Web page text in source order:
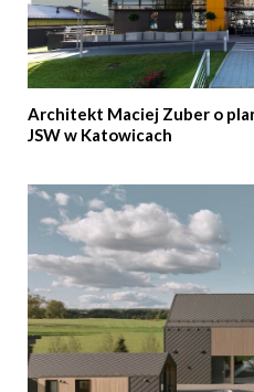
Architekt Maciej Zuber o
JSW w Katowicach